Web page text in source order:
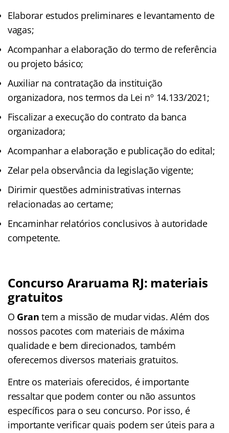
Elaborar estudos preliminares e levantamento de
vagas;
Acompanhar a elaboração do termo de referência
ou projeto básico;
Auxiliar na contratação da instituição
organizadora, nos termos da Lei nº 14.133/2021;
Fiscalizar a execução do contrato da banca
organizadora;
Acompanhar a elaboração e publicação do edital;
Zelar pela observância da legislação vigente;
Dirimir questões administrativas internas
relacionadas ao certame;
Encaminhar relatórios conclusivos à autoridade
competente.
Concurso Araruama RJ: materiais
gratuitos
O Grantem a missão de mudar vidas. Além dos
nossos pacotes com materiais de máxima
qualidade e bem direcionados, também
oferecemos diversos materiais gratuitos.
Entre os materiais oferecidos, é importante
ressaltar que podem conter ou não assuntos
específicos para o seu concurso. Por isso, é
importante verificar quais podem ser úteis para a